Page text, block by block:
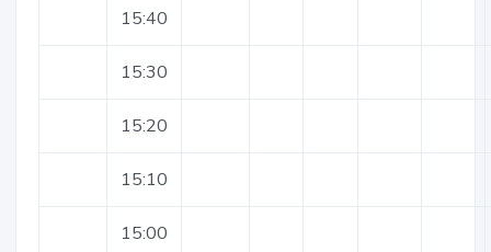
15:40
15:30
15:20
15:10
15:00